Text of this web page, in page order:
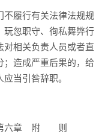
履行有关法律法规规
玩忽职守、徇私舞弊行
相关负责人员或者直
造成严重后果的，给
当引咎辞职。
则